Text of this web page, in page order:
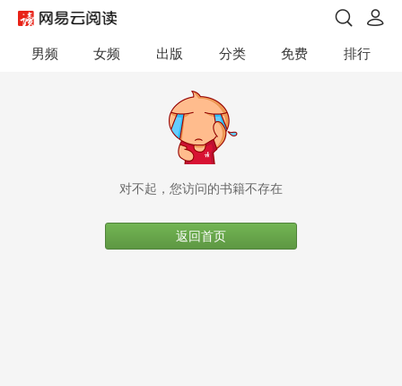
男频 女频 出版 分类 免费 排行
对不起，您访问的书籍不存在
返回首页